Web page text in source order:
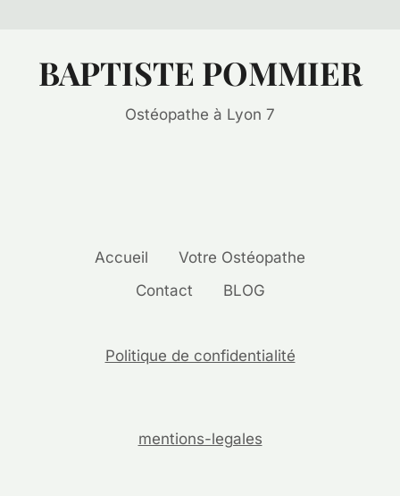
BAPTISTE POMMIER
Ostéopathe à Lyon 7
Accueil
Votre Ostéopathe
Contact
BLOG
Politique de confidentialité
mentions-legales